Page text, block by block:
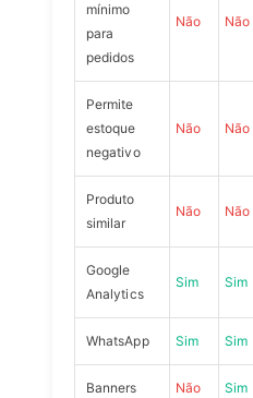
mínimo
para
pedidos
Não Não
Permite
estoque
negativo
Não Não
Produto
similar
Não Não
Google
Analytics
Sim Sim
WhatsApp Sim Sim
Banners Não Sim